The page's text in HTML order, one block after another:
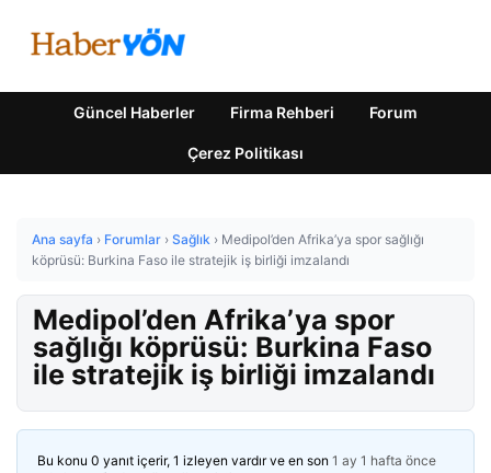
Güncel Haberler Firma Rehberi Forum
Çerez Politikası
Ana sayfa › Forumlar › Sağlık › Medipol’den Afrika’ya spor sağlığı
köprüsü: Burkina Faso ile stratejik iş birliği imzalandı
Medipol’den Afrika’ya spor
sağlığı köprüsü: Burkina Faso
ile stratejik iş birliği imzalandı
Bu konu 0 yanıt içerir, 1 izleyen vardır ve en son 1 ay 1 hafta önce